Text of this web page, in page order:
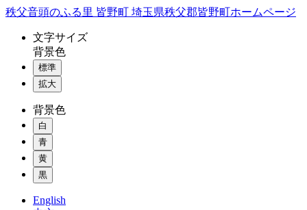
コ
秩父音頭のふる里 皆野町 埼玉県秩父郡皆野町ホームページ
文字サイズ
背景色
標準
拡大
背景色
白
青
黄
黒
English